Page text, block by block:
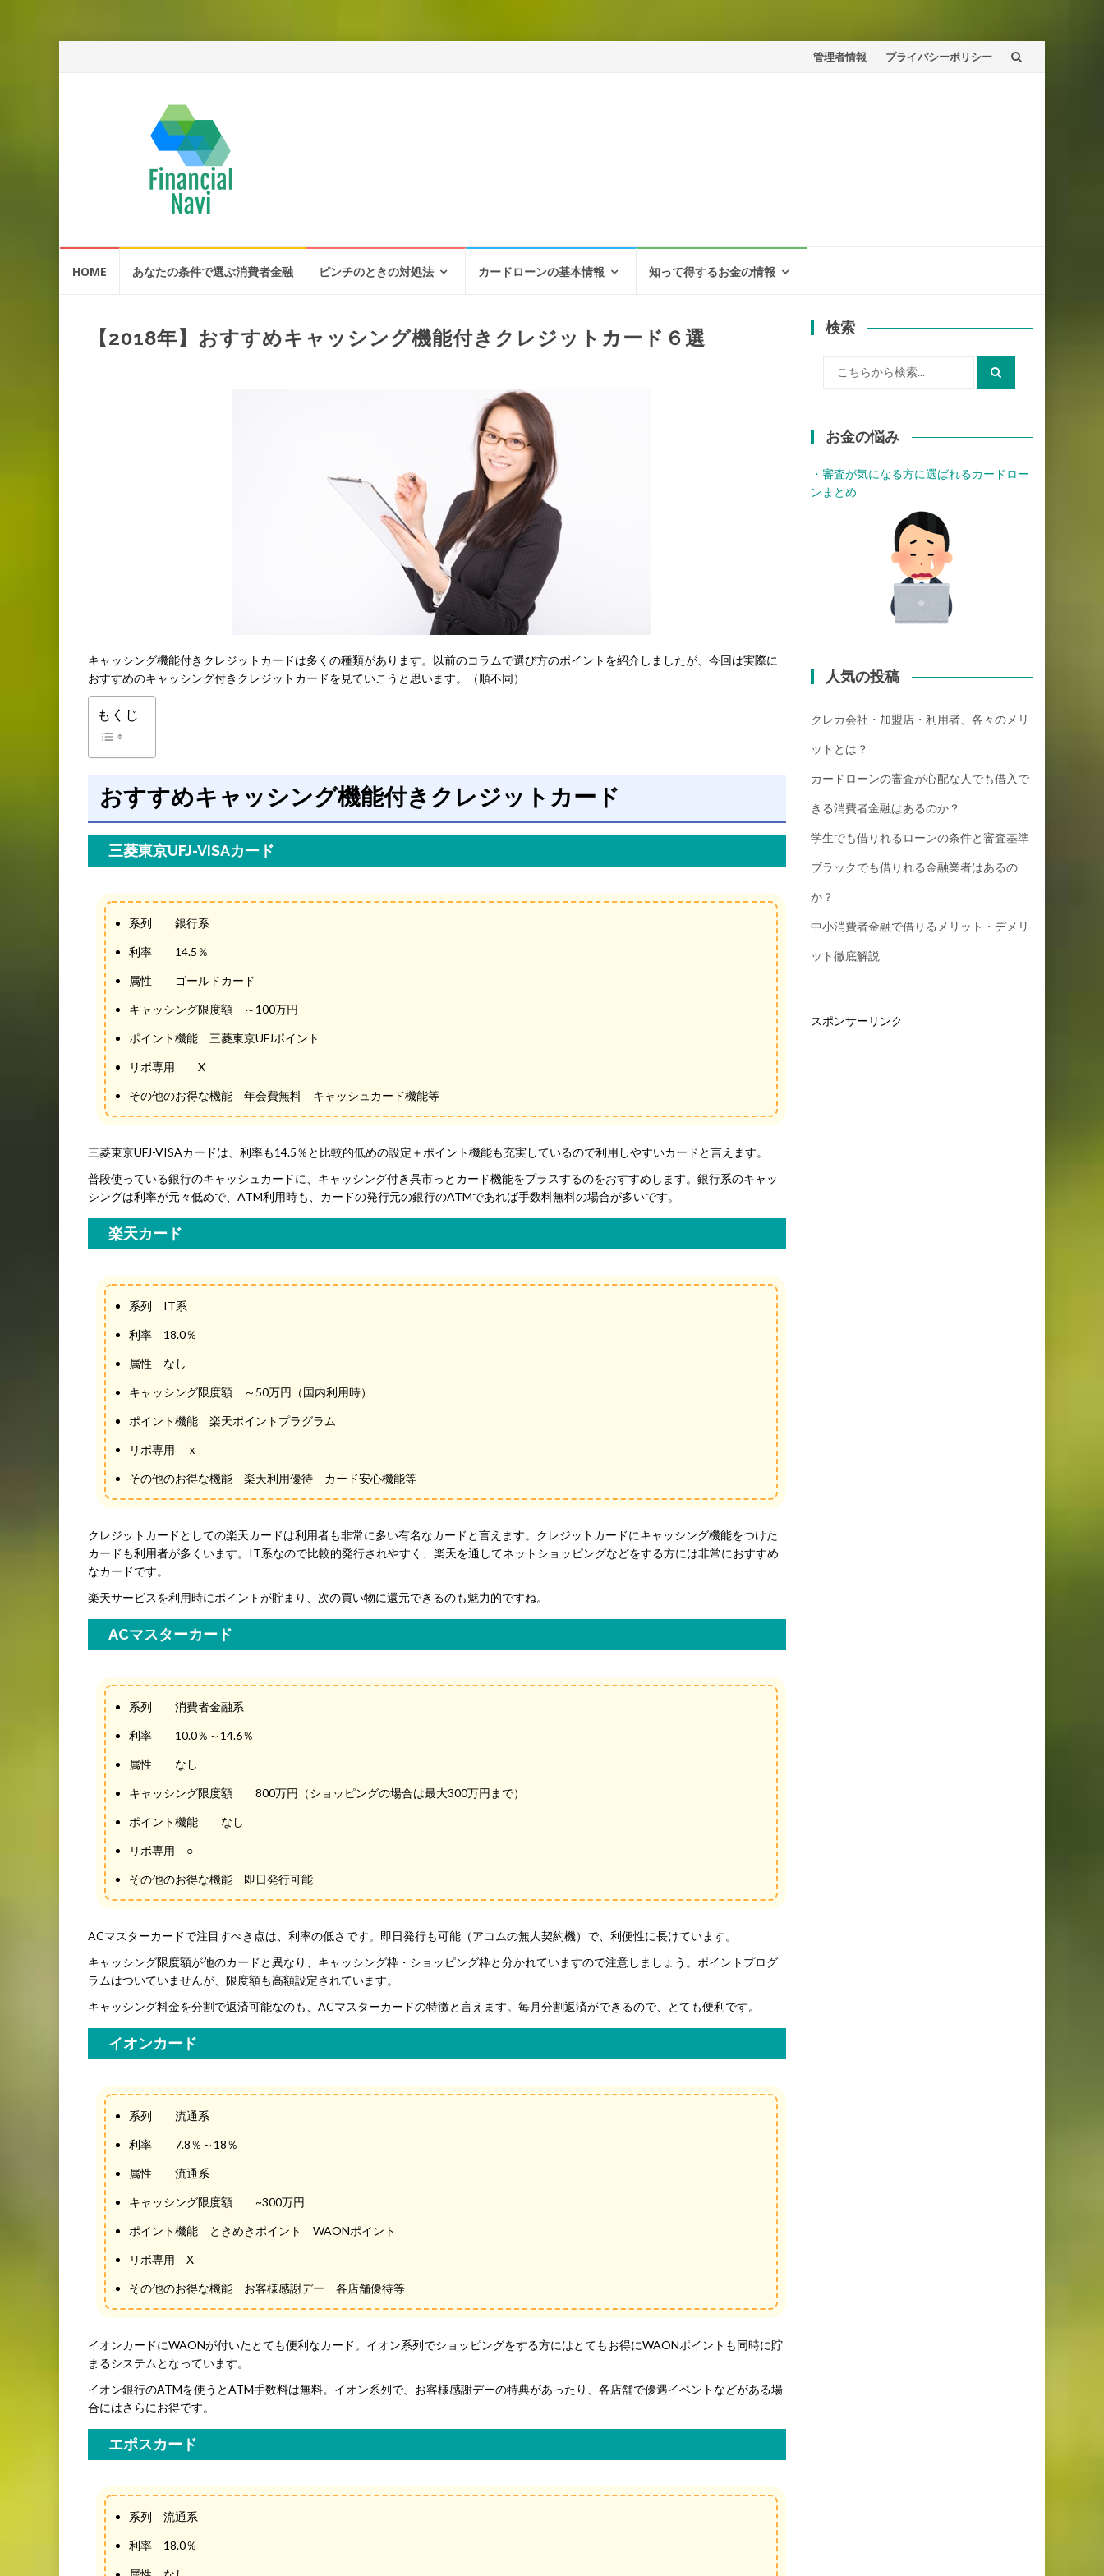
コ管理者情報 プライバシーポリシー
HOME あなたの条件で選ぶ消費者金融 ピンチのときの対処法 カードローンの基本情報 知って得するお金の情報
【2018年】おすすめキャッシング機能付きクレジットカード６選
キャッシング機能付きクレジットカードは多くの種類があります。以前のコラムで選び方のポイントを紹介しましたが、今回は実際に
おすすめのキャッシング付きクレジットカードを見ていこうと思います。（順不同）
もくじ
おすすめキャッシング機能付きクレジットカード
三菱東京UFJ-VISAカード
系列 銀行系
利率 14.5％
属性 ゴールドカード
キャッシング限度額 ～100万円
ポイント機能 三菱東京UFJポイント
リボ専用 X
その他のお得な機能 年会費無料 キャッシュカード機能等
三菱東京UFJ-VISAカードは、利率も14.5％と比較的低めの設定＋ポイント機能も充実しているので利用しやすいカードと言えます。
普段使っている銀行のキャッシュカードに、キャッシング付き呉市っとカード機能をプラスするのをおすすめします。銀行系のキャッ
シングは利率が元々低めで、ATM利用時も、カードの発行元の銀行のATMであれば手数料無料の場合が多いです。
楽天カード
系列 IT系
利率 18.0％
属性 なし
キャッシング限度額 ～50万円（国内利用時）
ポイント機能 楽天ポイントプラグラム
リボ専用 ｘ
その他のお得な機能 楽天利用優待 カード安心機能等
クレジットカードとしての楽天カードは利用者も非常に多い有名なカードと言えます。クレジットカードにキャッシング機能をつけた
カードも利用者が多くいます。IT系なので比較的発行されやすく、楽天を通してネットショッピングなどをする方には非常におすすめ
なカードです。
楽天サービスを利用時にポイントが貯まり、次の買い物に還元できるのも魅力的ですね。
ACマスターカード
系列 消費者金融系
利率 10.0％～14.6％
属性 なし
キャッシング限度額 800万円（ショッピングの場合は最大300万円まで）
ポイント機能 なし
リボ専用 ○
その他のお得な機能 即日発行可能
ACマスターカードで注目すべき点は、利率の低さです。即日発行も可能（アコムの無人契約機）で、利便性に長けています。
キャッシング限度額が他のカードと異なり、キャッシング枠・ショッピング枠と分かれていますので注意しましょう。ポイントプログ
ラムはついていませんが、限度額も高額設定されています。
キャッシング料金を分割で返済可能なのも、ACマスターカードの特徴と言えます。毎月分割返済ができるので、とても便利です。
イオンカード
系列 流通系
利率 7.8％～18％
属性 流通系
キャッシング限度額 ~300万円
ポイント機能 ときめきポイント WAONポイント
リボ専用 X
その他のお得な機能 お客様感謝デー 各店舗優待等
イオンカードにWAONが付いたとても便利なカード。イオン系列でショッピングをする方にはとてもお得にWAONポイントも同時に貯
まるシステムとなっています。
イオン銀行のATMを使うとATM手数料は無料。イオン系列で、お客様感謝デーの特典があったり、各店舗で優遇イベントなどがある場
合にはさらにお得です。
エポスカード
系列 流通系
利率 18.0％
検索
お金の悩み
・審査が気になる方に選ばれるカードロー
ンまとめ
人気の投稿
クレカ会社・加盟店・利用者、各々のメリ
ットとは？
カードローンの審査が心配な人でも借入で
きる消費者金融はあるのか？
学生でも借りれるローンの条件と審査基準
ブラックでも借りれる金融業者はあるの
か？
中小消費者金融で借りるメリット・デメリ
ット徹底解説
スポンサーリンク